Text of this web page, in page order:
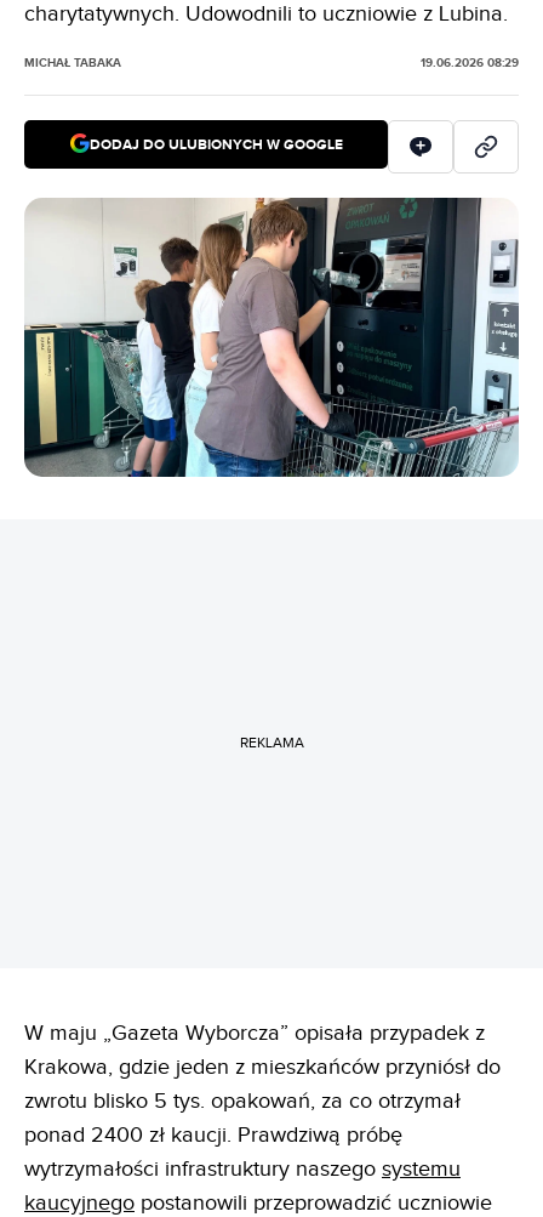
charytatywnych. Udowodnili to uczniowie z Lubina.
MICHAŁ TABAKA 19.06.2026 08:29
DODAJ DO ULUBIONYCH W GOOGLE
REKLAMA
W maju „Gazeta Wyborcza” opisała przypadek z
Krakowa, gdzie jeden z mieszkańców przyniósł do
zwrotu blisko 5 tys. opakowań, za co otrzymał
ponad 2400 zł kaucji. Prawdziwą próbę
wytrzymałości infrastruktury naszego systemu
kaucyjnego postanowili przeprowadzić uczniowie